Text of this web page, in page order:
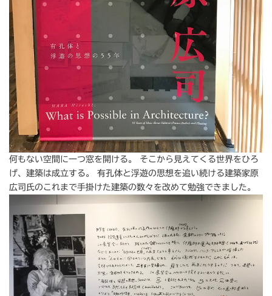
何もない空間に一つ窓を開ける。 そこから見えてくる世界をひろ
げ、建築は成立する。 有孔体と浮遊の思想を追い続ける建築家原
広司氏のこれまで手掛けた建築の数々を改めて勉強できました。